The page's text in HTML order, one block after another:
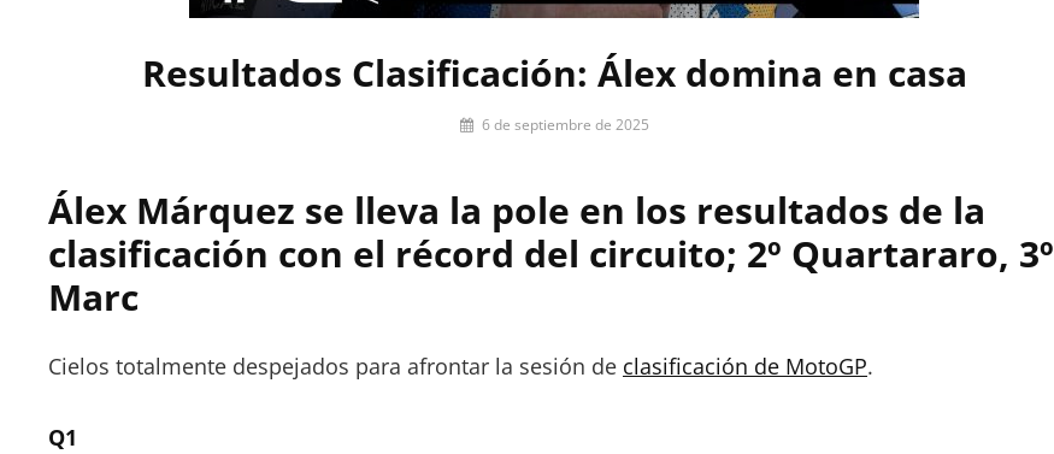
Resultados Clasificación: Álex domina en casa
Por 6 de septiembre de 2025
Álex Márquez se lleva la pole en los resultados de la
clasificación con el récord del circuito; 2º Quartararo, 3º
Marc
Cielos totalmente despejados para afrontar la sesión de clasificación de MotoGP.
Q1